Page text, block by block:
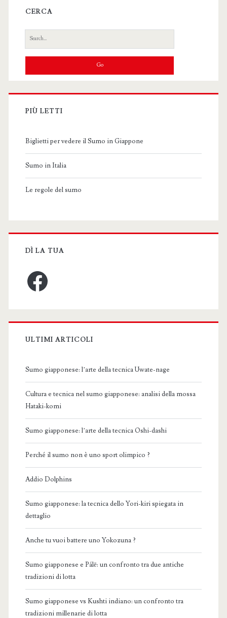
CERCA
Search
for:
PIÙ LETTI
Biglietti per vedere il Sumo in Giappone
Sumo in Italia
Le regole del sumo
DÌ LA TUA
Facebook
ULTIMI ARTICOLI
Sumo giapponese: l’arte della tecnica Uwate-nage
Cultura e tecnica nel sumo giapponese: analisi della mossa
Hataki-komi
Sumo giapponese: l’arte della tecnica Oshi-dashi
Perché il sumo non è uno sport olimpico ?
Addio Dolphins
Sumo giapponese: la tecnica dello Yori-kiri spiegata in
dettaglio
Anche tu vuoi battere uno Yokozuna ?
Sumo giapponese e Pálē: un confronto tra due antiche
tradizioni di lotta
Sumo giapponese vs Kushti indiano: un confronto tra
tradizioni millenarie di lotta